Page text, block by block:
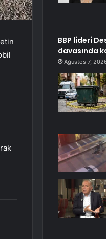
BBP lideri
davasında
Ağustos 7,